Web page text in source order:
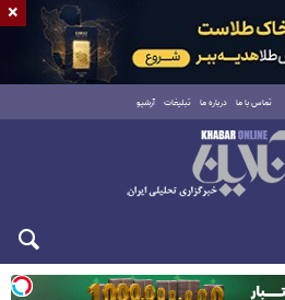
تماس با ما درباره ما تبلیغات آرشیو
×